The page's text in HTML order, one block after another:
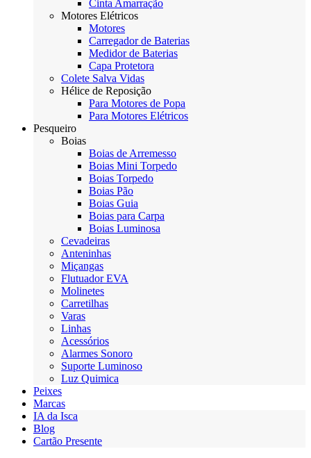
Cinta Amarração
Motores Elétricos
Motores
Carregador de Baterias
Medidor de Baterias
Capa Protetora
Colete Salva Vidas
Hélice de Reposição
Para Motores de Popa
Para Motores Elétricos
Pesqueiro
Boias
Boias de Arremesso
Boias Mini Torpedo
Boias Torpedo
Boias Pão
Boias Guia
Boias para Carpa
Boias Luminosa
Cevadeiras
Anteninhas
Miçangas
Flutuador EVA
Molinetes
Carretilhas
Varas
Linhas
Acessórios
Alarmes Sonoro
Suporte Luminoso
Luz Quimica
Peixes
Marcas
IA da Isca
Blog
Cartão Presente